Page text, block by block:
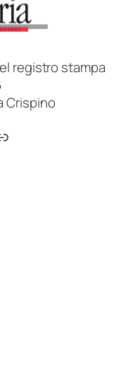
registro stampa
Crispino